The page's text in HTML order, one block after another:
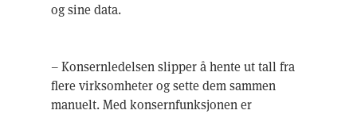
og sine data.
– Konsernledelsen slipper å hente ut tall fra
flere virksomheter og sette dem sammen
manuelt. Med konsernfunksjonen er